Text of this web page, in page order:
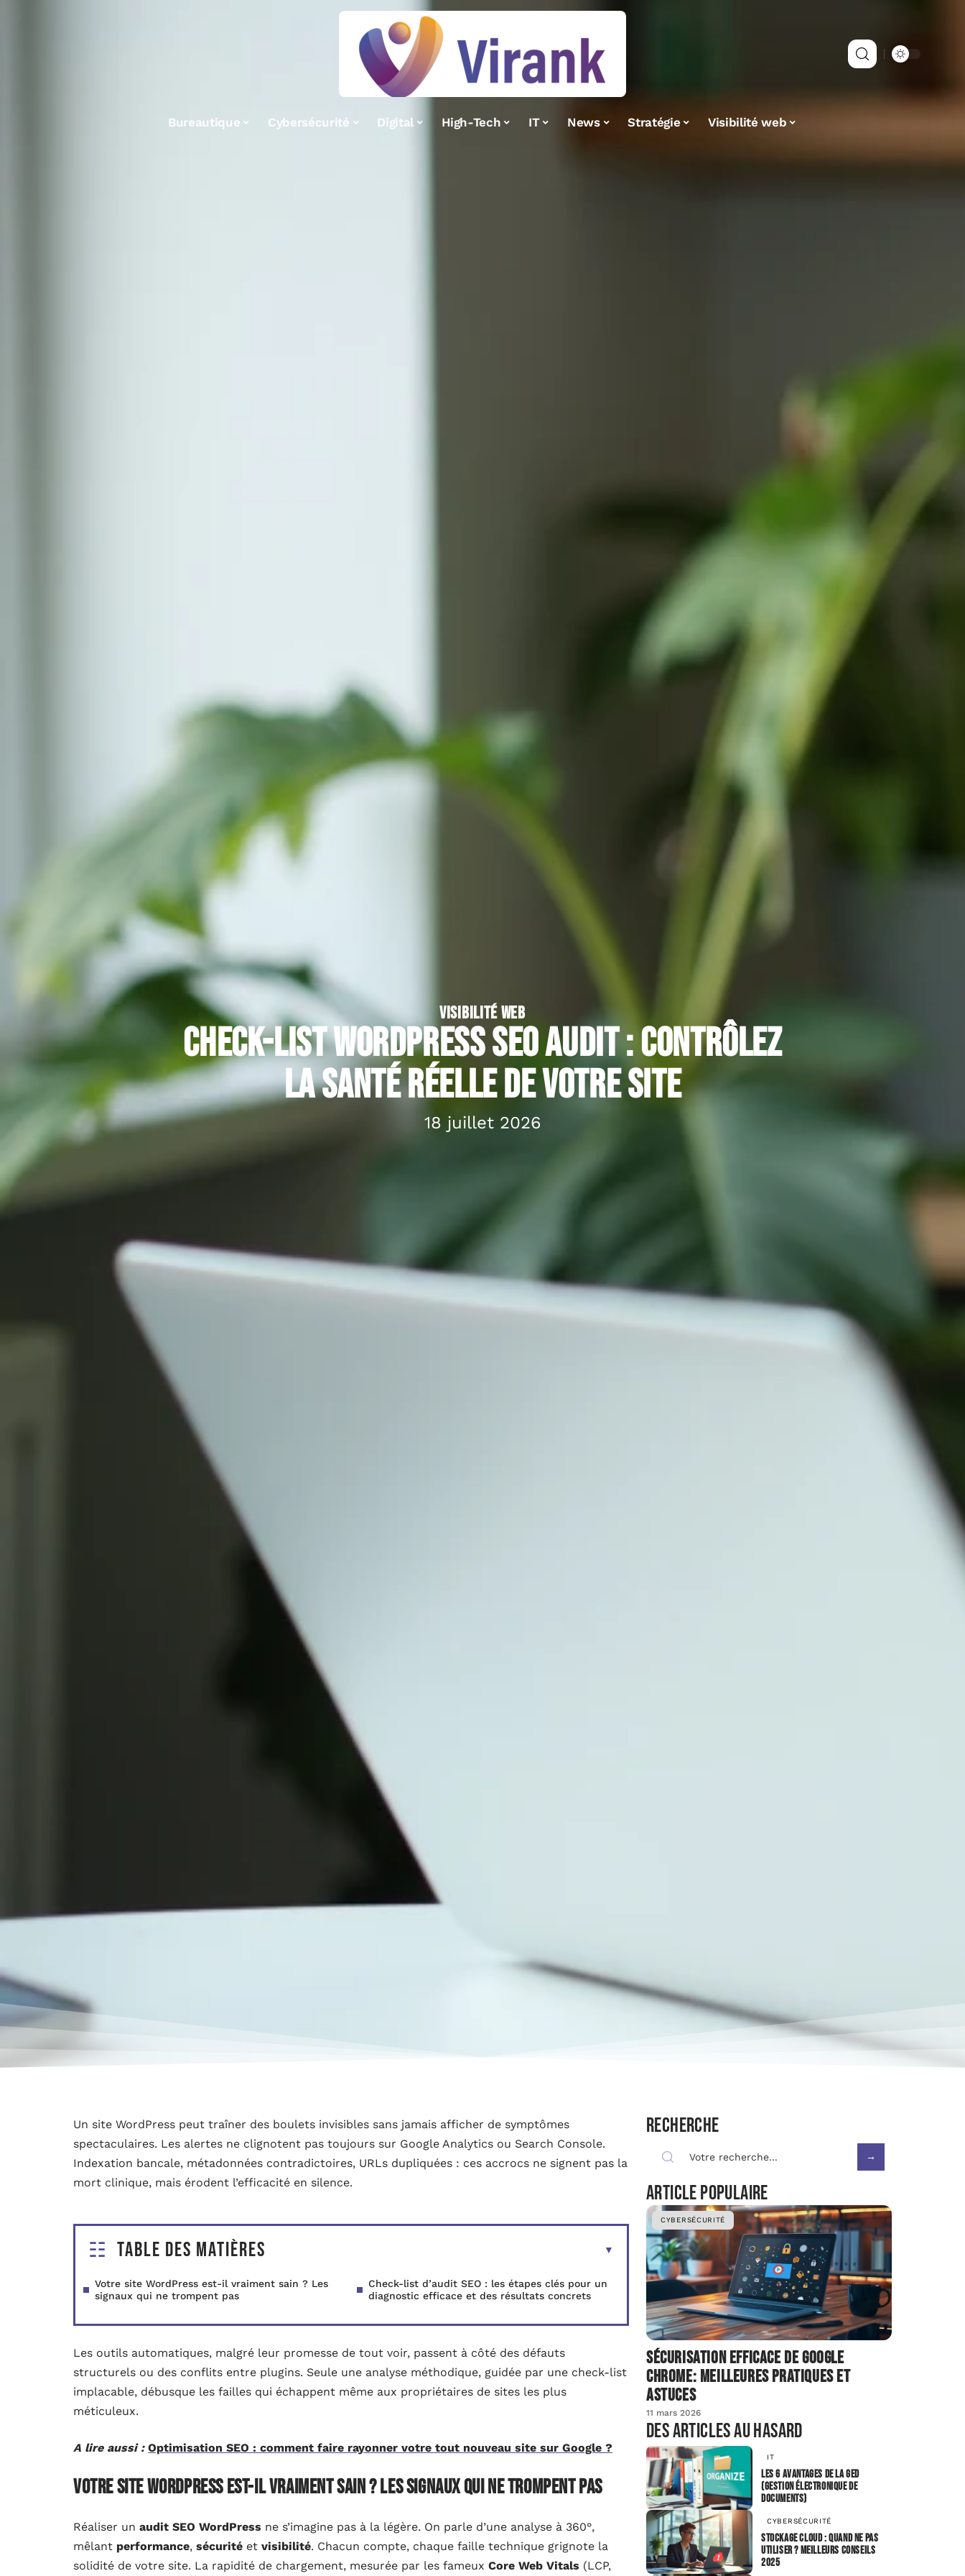
Bureautique Cybersécurité Digital High-Tech IT News Stratégie Visibilité web
VISIBILITÉ WEB
Check-list WordPress SEO audit : contrôlez
la santé réelle de votre site
18 juillet 2026
Un site WordPress peut traîner des boulets invisibles sans jamais afficher de symptômes
spectaculaires. Les alertes ne clignotent pas toujours sur Google Analytics ou Search Console.
Indexation bancale, métadonnées contradictoires, URLs dupliquées : ces accrocs ne signent pas la
mort clinique, mais érodent l’efficacité en silence.
Table des matières
Votre site WordPress est-il vraiment sain ? Les
signaux qui ne trompent pas
Check-list d’audit SEO : les étapes clés pour un
diagnostic efficace et des résultats concrets
Les outils automatiques, malgré leur promesse de tout voir, passent à côté des défauts
structurels ou des conflits entre plugins. Seule une analyse méthodique, guidée par une check-list
implacable, débusque les failles qui échappent même aux propriétaires de sites les plus
méticuleux.
A lire aussi : Optimisation SEO : comment faire rayonner votre tout nouveau site sur Google ?
Votre site WordPress est-il vraiment sain ? Les signaux qui ne trompent pas
Réaliser un audit SEO WordPress ne s’imagine pas à la légère. On parle d’une analyse à 360°,
mêlant performance, sécurité et visibilité. Chacun compte, chaque faille technique grignote la
solidité de votre site. La rapidité de chargement, mesurée par les fameux Core Web Vitals (LCP,
Recherche
Article populaire
CYBERSÉCURITÉ
Sécurisation efficace de Google
Chrome: meilleures pratiques et
astuces
11 mars 2026
Des articles au hasard
IT
Les 6 avantages de la GED
(gestion électronique de
documents)
CYBERSÉCURITÉ
Stockage cloud : Quand ne pas
utiliser ? Meilleurs conseils
2025